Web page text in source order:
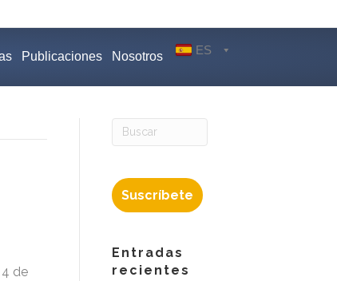
Publicaciones Nosotros ES
de
Suscríbete
Entradas
recientes